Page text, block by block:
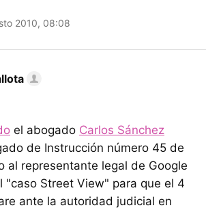
2010, 08:08
el abogado Carlos Sánchez
de Instrucción número 45 de
al representante legal de Google
"caso Street View" para que el 4
ante la autoridad judicial en